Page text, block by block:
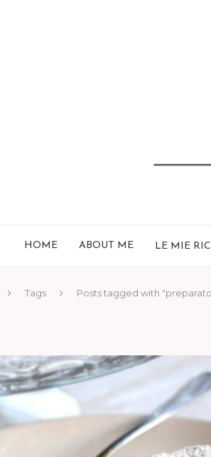
HOME ABOUT ME LE MIE
Tags Posts tagged with